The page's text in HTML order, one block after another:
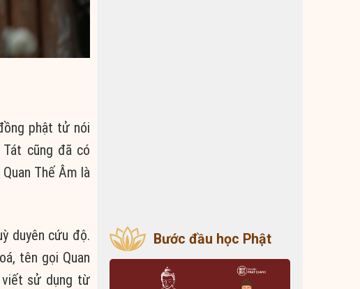
phật tử nói
cũng đã có
Thế Âm là
duyên cứu độ.
tên gọi Quan
viết sử dụng từ
Bước đầu học Phật